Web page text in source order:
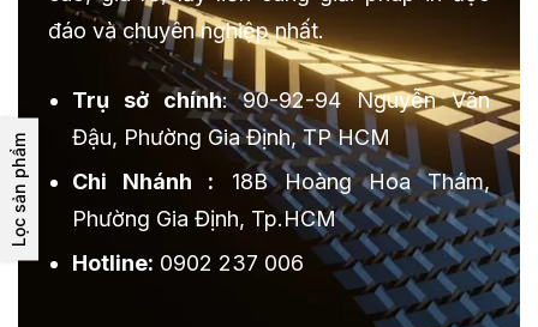
Lọc sản phẩm
đáo và chuyên nghiệp nhất.
Trụ sở chính: 90-92-94 Nguyễn Văn
Đậu, Phường Gia Định, TP HCM
Chi Nhánh : 18B Hoàng Hoa Thám,
Phường Gia Định, Tp.HCM
Hotline: 0902 237 006